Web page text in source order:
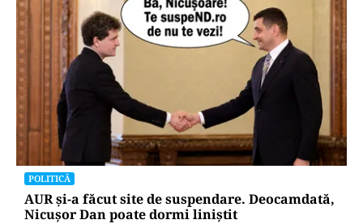
POLITICĂ
AUR și-a făcut site de suspendare. Deocamdată,
Nicușor Dan poate dormi liniștit